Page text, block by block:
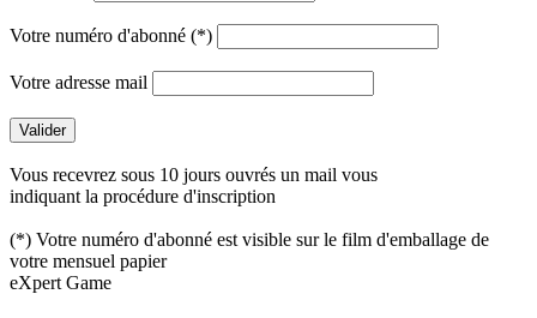
Votre numéro d'abonné (*)
Votre adresse mail
Vous recevrez sous 10 jours ouvrés un mail vous
indiquant la procédure d'inscription
(*) Votre numéro d'abonné est visible sur le film d'emballage de
votre mensuel papier
eXpert Game